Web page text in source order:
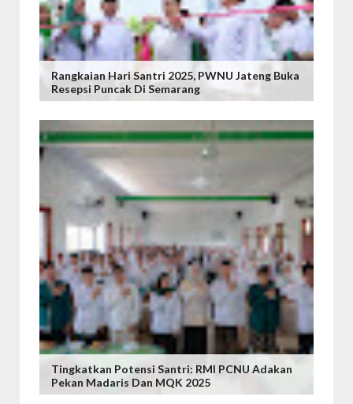
Rangkaian Hari Santri 2025, PWNU Jateng Buka
Resepsi Puncak Di Semarang
Tingkatkan Potensi Santri: RMI PCNU Adakan
Pekan Madaris Dan MQK 2025